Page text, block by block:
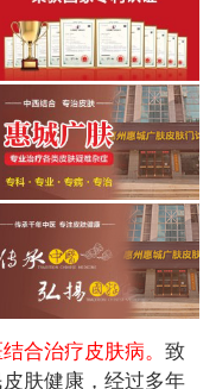
合治疗皮肤病。 致
肤健康，经过多年